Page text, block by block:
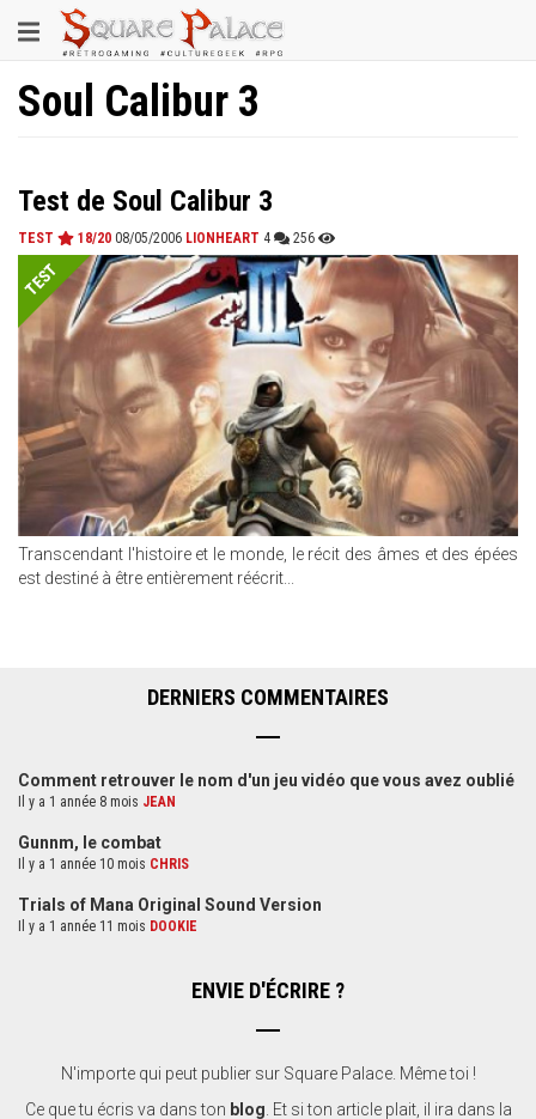
au
contenu
principal
Toggle
navigation
Soul Calibur 3
Test de Soul Calibur 3
TEST 18/20 08/05/2006 LIONHEART 4 256
Transcendant l'histoire et le monde, le récit des âmes et des épées
est destiné à être entièrement réécrit...
DERNIERS COMMENTAIRES
Comment retrouver le nom d'un jeu vidéo que vous avez oublié
Il y a 1 année 8 mois JEAN
Gunnm, le combat
Il y a 1 année 10 mois CHRIS
Trials of Mana Original Sound Version
Il y a 1 année 11 mois DOOKIE
ENVIE D'ÉCRIRE ?
N'importe qui peut publier sur Square Palace. Même toi !
Ce que tu écris va dans ton blog . Et si ton article plait, il ira dans la